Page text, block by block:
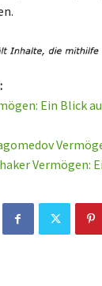
Ein Blick
Vermögen: